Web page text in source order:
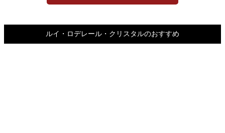
ルイ・ロデレール・クリスタルのおすすめ